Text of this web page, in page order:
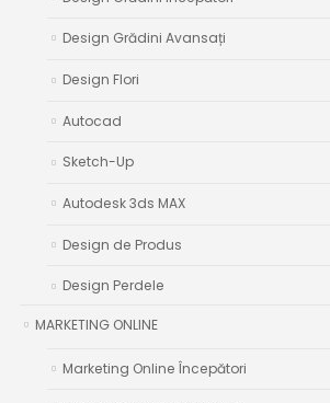
Design Grădini Avansați
Design Flori
Autocad
Sketch-Up
Autodesk 3ds MAX
Design de Produs
Design Perdele
MARKETING ONLINE
Marketing Online Începători